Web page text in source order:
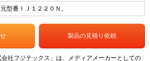
元型番ＩＪ１２２０Ｎ。
製品の見積り依頼
社フジテックス」は、メディアメーカーとしての